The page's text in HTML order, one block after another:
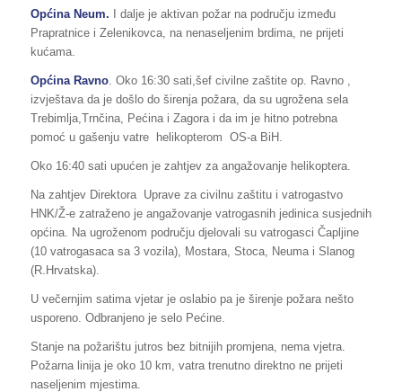
Općina Neum. I dalje je aktivan požar na području između
Prapratnice i Zelenikovca, na nenaseljenim brdima, ne prijeti
kućama.
Općina Ravno. Oko 16:30 sati,šef civilne zaštite op. Ravno ,
izvještava da je došlo do širenja požara, da su ugrožena sela
Trebimlja,Trnčina, Pećina i Zagora i da im je hitno potrebna
pomoć u gašenju vatre helikopterom OS-a BiH.
Oko 16:40 sati upućen je zahtjev za angažovanje helikoptera.
Na zahtjev Direktora Uprave za civilnu zaštitu i vatrogastvo
HNK/Ž-e zatraženo je angažovanje vatrogasnih jedinica susjednih
općina. Na ugroženom području djelovali su vatrogasci Čapljine
(10 vatrogasaca sa 3 vozila), Mostara, Stoca, Neuma i Slanog
(R.Hrvatska).
U večernjim satima vjetar je oslabio pa je širenje požara nešto
usporeno. Odbranjeno je selo Pećine.
Stanje na požarištu jutros bez bitnijih promjena, nema vjetra.
Požarna linija je oko 10 km, vatra trenutno direktno ne prijeti
naseljenim mjestima.